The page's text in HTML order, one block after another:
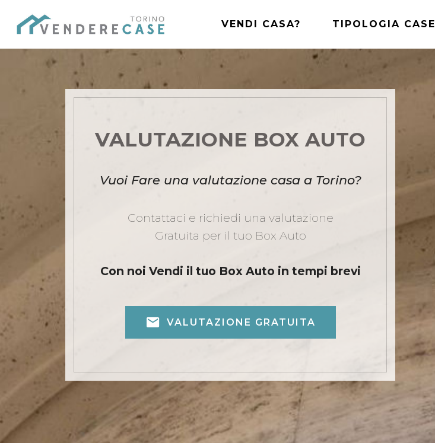
VENDI CASA? TIPOLOGIA CASE
VALUTAZIONE BOX AUTO
Vuoi Fare una valutazione casa a Torino?
Contattaci e richiedi una valutazione
Gratuita per il tuo Box Auto
Con noi Vendi il tuo Box Auto in tempi brevi
VALUTAZIONE GRATUITA